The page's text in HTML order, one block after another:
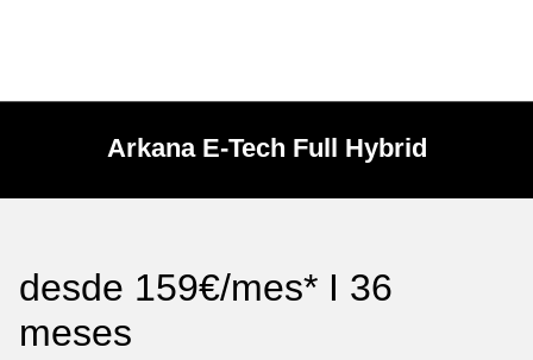
Arkana E-Tech Full Hybrid
desde 159€/mes* I 36
meses